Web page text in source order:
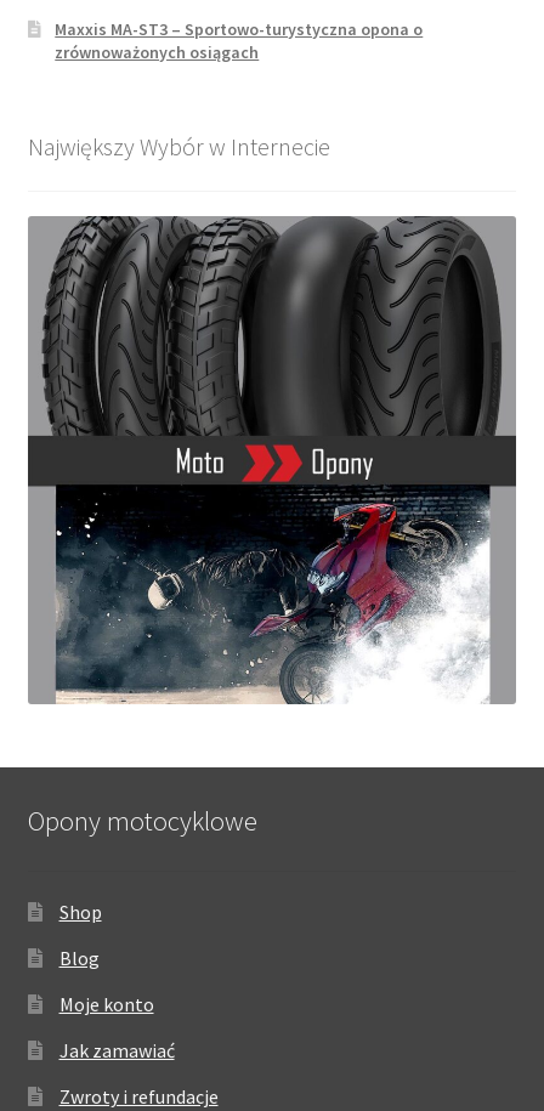
Maxxis MA-ST3 – Sportowo-turystyczna opona o
zrównoważonych osiągach
Największy Wybór w Internecie
Opony motocyklowe
Shop
Blog
Moje konto
Jak zamawiać
Zwroty i refundacje